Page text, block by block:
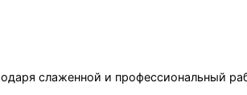
слаженной и профессиональный